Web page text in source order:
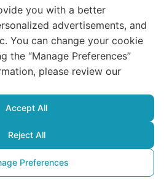
you with a better
advertisements, and
You can change your cookie
the “Manage Preferences”
please review our
Accept All
Reject All
Preferences